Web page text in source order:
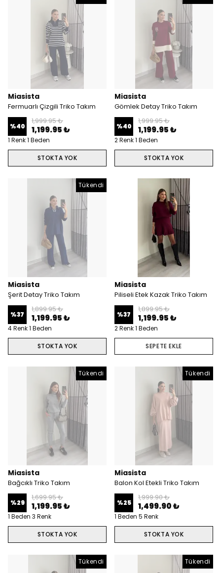
Miasista
Fermuarlı Çizgili Triko Takım
%40
1,999.95 ₺
1,199.95 ₺
1 Renk 1 Beden
STOKTA YOK
Miasista
Gömlek Detay Triko Takım
%40
1,999.95 ₺
1,199.95 ₺
2 Renk 1 Beden
STOKTA YOK
Tükendi
Miasista
Şerit Detay Triko Takım
%37
1,899.95 ₺
1,199.95 ₺
4 Renk 1 Beden
STOKTA YOK
Miasista
Piliseli Etek Kazak Triko Takım
%37
1,899.95 ₺
1,199.95 ₺
2 Renk 1 Beden
SEPETE EKLE
Tükendi
Miasista
Bağcıklı Triko Takım
%29
1,699.95 ₺
1,199.95 ₺
1 Beden 3 Renk
STOKTA YOK
Tükendi
Miasista
Balon Kol Etekli Triko Takım
%25
1,999.90 ₺
1,499.90 ₺
1 Beden 5 Renk
STOKTA YOK
Tükendi Tükendi